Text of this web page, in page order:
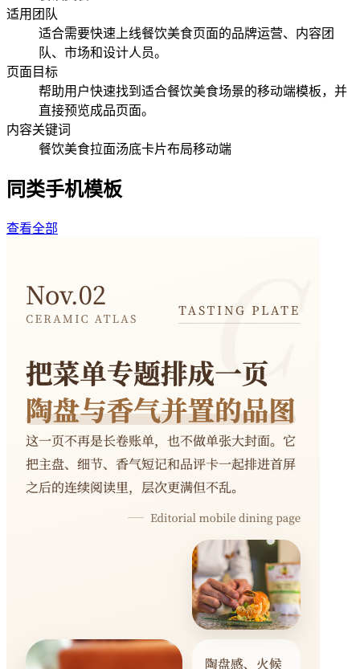
适用团队
适合需要快速上线餐饮美食页面的品牌运营、内容团
队、市场和设计人员。
页面目标
帮助用户快速找到适合餐饮美食场景的移动端模板，并
直接预览成品页面。
内容关键词
餐饮美食拉面汤底卡片布局移动端
同类手机模板
查看全部